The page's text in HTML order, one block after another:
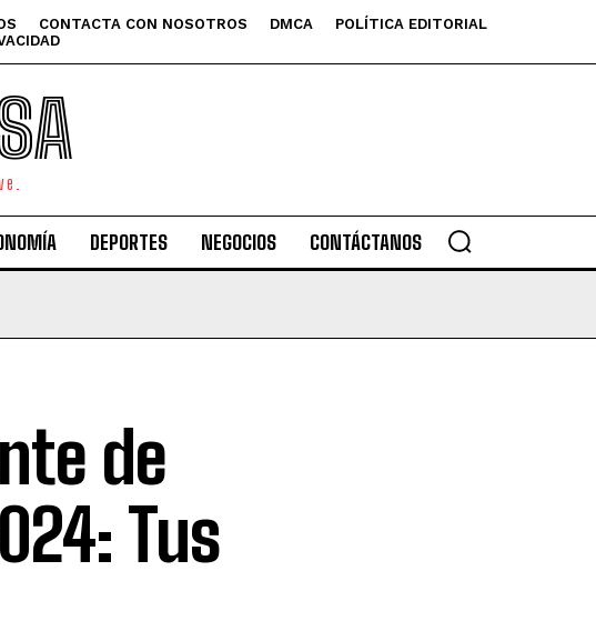
CONTACTA CON NOSOTROS DMCA
POLÍTICA EDITORIAL
DEPORTES NEGOCIOS CONTÁCTANOS
de
Tus